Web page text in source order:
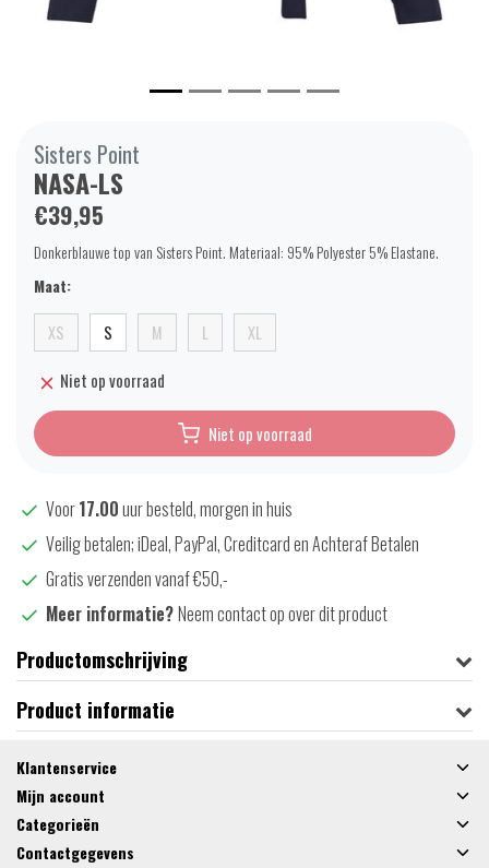
Sisters Point
NASA-LS
€39,95
Donkerblauwe top van Sisters Point. Materiaal: 95% Polyester 5% Elastane.
Maat:
XS S M L XL
Niet op voorraad
Niet op voorraad
Voor17.00uur besteld, morgen in huis
Veilig betalen; iDeal, PayPal, Creditcard en Achteraf Betalen
Gratis verzenden vanaf €50,-
Meer informatie?Neem contact op over dit product
Productomschrijving
Product informatie
Klantenservice
Mijn account
Categorieën
Contactgegevens